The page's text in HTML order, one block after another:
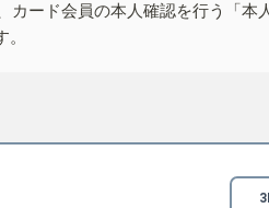
ード会員の本人確認を行う「